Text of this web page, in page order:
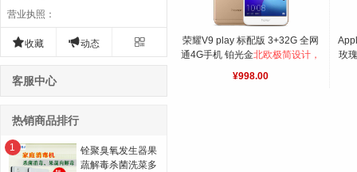
荣耀V9 play 标配版 3+32G 全网
通4G手机 铂光金北欧极简设计，
¥998.00
玫
营业执照 ：
收藏 动态 
客服中心
热销商品排行
1
铨聚臭氧发生器果
蔬解毒杀菌洗菜多